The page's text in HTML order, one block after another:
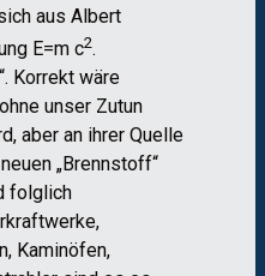
aus Albert
E=m c2.
Korrekt wäre
unser Zutun
aber an ihrer Quelle
„Brennstoff“
folglich
Kaminöfen,